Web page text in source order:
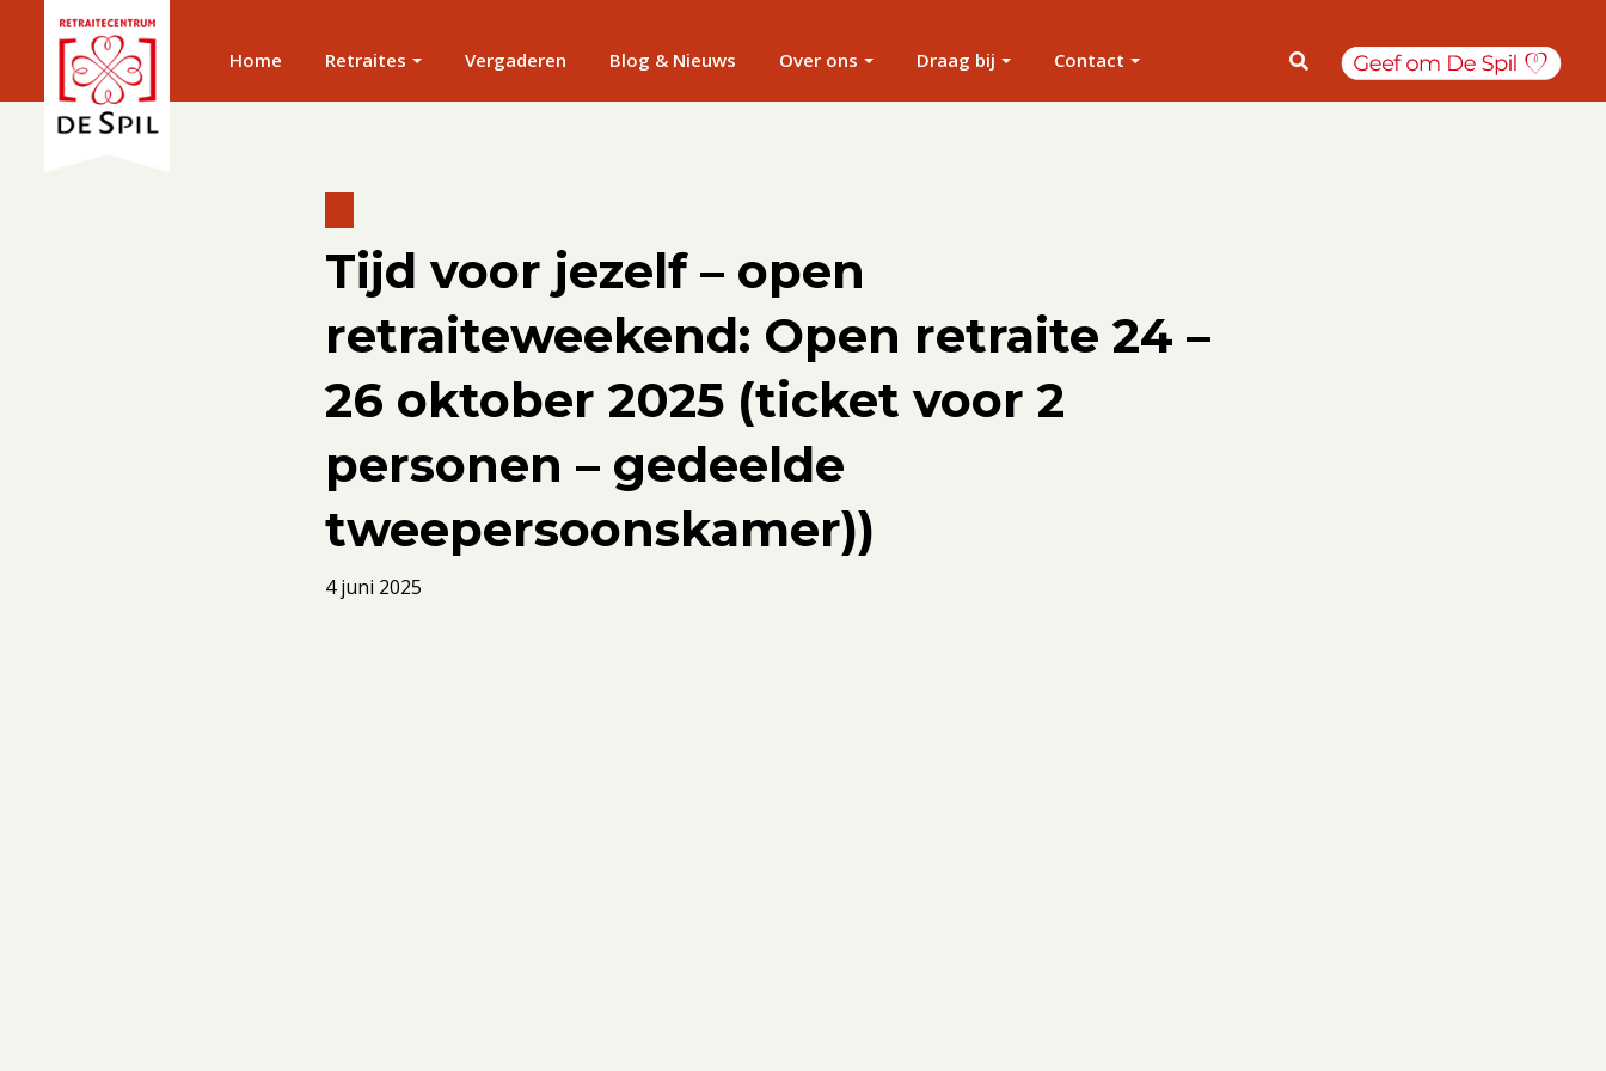
Home Retraites Vergaderen Blog & Nieuws Over ons Draag bij Contact
Tijd voor jezelf – open
retraiteweekend: Open retraite 24 –
26 oktober 2025 (ticket voor 2
personen – gedeelde
tweepersoonskamer))
4 juni 2025